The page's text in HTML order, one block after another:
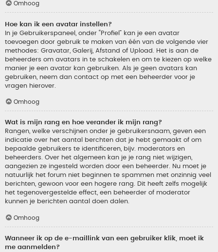
Omhoog
Hoe kan ik een avatar instellen?
In je Gebruikerspaneel, onder “Profiel” kan je een avatar
toevoegen door gebruik te maken van één van de volgende vier
methodes: Gravatar, Galerij, Afstand of Upload. Het is aan de
beheerders om avatars in te schakelen en om te kiezen op welke
manier je een avatar kan gebruiken. Als je geen avatars kan
gebruiken, neem dan contact op met een beheerder voor je
vragen hierover.
Omhoog
Wat is mijn rang en hoe verander ik mijn rang?
Rangen, welke verschijnen onder je gebruikersnaam, geven een
indicatie over het aantal berchten dat je hebt gemaakt of om
bepaalde gebruikers te identificeren, bijv. moderators en
beheerders. Over het algemeen kan je je rang niet wijzigen,
aangezien ze ingesteld worden door een beheerder. Nu moet je
natuurlijk het forum niet beginnen te spammen met onzinnig veel
berichten, gewoon voor een hogere rang. Dit heeft zelfs mogelijk
het tegenovergestelde effect, een beheerder of moderator
kunnen je berichten aantal doen dalen.
Omhoog
Wanneer ik op de e-maillink van een gebruiker klik, moet ik
me aanmelden?